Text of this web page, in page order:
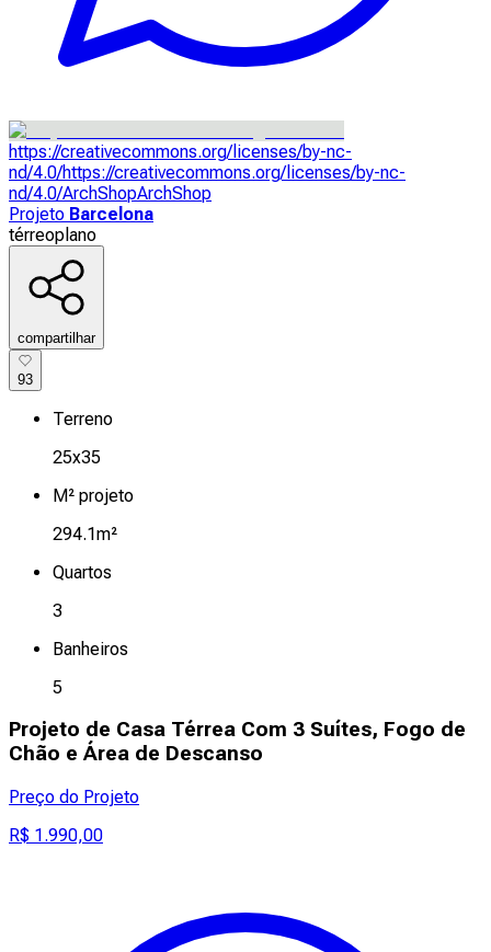
https://creativecommons.org/licenses/by-nc-
nd/4.0/https://creativecommons.org/licenses/by-nc-
nd/4.0/ArchShopArchShop
Projeto Barcelona
térreoplano
compartilhar
93
Terreno
25x35
M² projeto
294.1m²
Quartos
3
Banheiros
5
Projeto de Casa Térrea Com 3 Suítes, Fogo de
Chão e Área de Descanso
Preço do Projeto
R$ 1.990,00